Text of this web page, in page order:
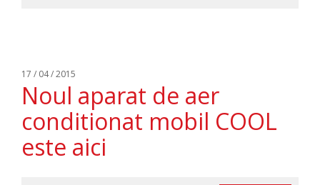
17 / 04 / 2015
Noul aparat de aer
conditionat mobil COOL
este aici